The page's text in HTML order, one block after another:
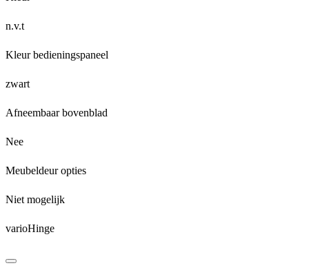
n.v.t
Kleur bedieningspaneel
zwart
Afneembaar bovenblad
Nee
Meubeldeur opties
Niet mogelijk
varioHinge